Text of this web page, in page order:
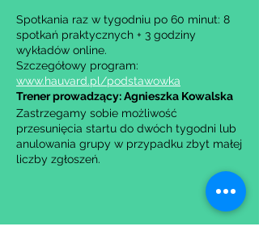
Spotkania raz w tygodniu po 60 minut: 8
spotkań praktycznych + 3 godziny
wykładów online.
Szczegółowy program:
www.hauvard.pl/podstawowka
Trener prowadzący: Agnieszka Kowalska
Zastrzegamy sobie możliwość
przesunięcia startu do dwóch tygodni lub
anulowania grupy w przypadku zbyt małej
liczby zgłoszeń.